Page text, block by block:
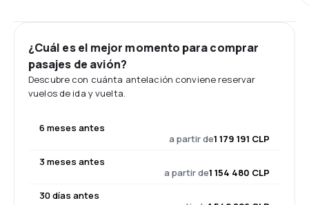
¿Cuál es el mejor momento para comprar
pasajes de avión?
Descubre con cuánta antelación conviene reservar
vuelos de ida y vuelta.
6 meses antes
a partir de1 179 191 CLP
3 meses antes
a partir de1 154 480 CLP
30 días antes